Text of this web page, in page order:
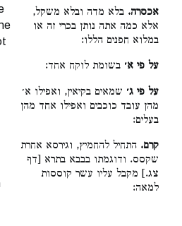
אכסרה. בלא מדה ובלא משקל,
אלא כמה אתה נותן בכרי זה או
במלוא חפנים הללו:
על פי א׳ בשומת לוקח אחד:
על פי ג׳ שמאים בקיאין, ואפילו א׳
מהן עובד כוכבים ואפילו אחד מהן
בעלים:
קרם. התחיל להחמיץ, וגירסא אחרת
שקסס. ודוגמתו בבבא בתרא [דף
צג.] מקבל עליו עשר קוססות
למאה: